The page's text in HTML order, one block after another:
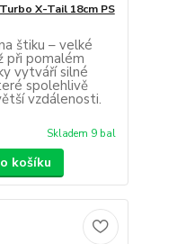
X-Tail 18cm PS
štiku – velké
při pomalém
vytváří silné
spolehlivě
vzdálenosti.
Skladem 9 bal
košíku